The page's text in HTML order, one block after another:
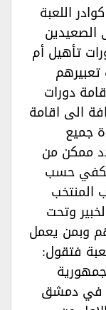
اللعبة
تأهيل أم
دورات
الى اقامة
جميع
ممكن من
يكفي حسب
المنتخب
وتحت
وبمن يعمل
فتقول:
في دمشق